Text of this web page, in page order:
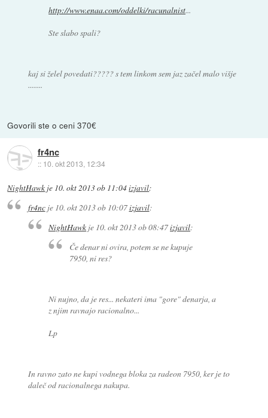
http://www.enaa.com/oddelki/racunalnist...
Ste slabo spali?
kaj si želel povedati????? s tem linkom sem jaz začel malo višje
........
Govorili ste o ceni 370€
fr4nc
:: 10. okt 2013, 12:34
NightHawk je 10. okt 2013 ob 11:04izjavil:
fr4ncje 10. okt 2013 ob 10:07izjavil:
NightHawk je 10. okt 2013 ob 08:47izjavil:
Če denar ni ovira, potem se ne kupuje
7950, ni res?
Ni nujno, da je res... nekateri ima "gore" denarja, a
z njim ravnajo racionalno...
Lp
In ravno zato ne kupi vodnega bloka za radeon 7950, ker je to
daleč od racionalnega nakupa.